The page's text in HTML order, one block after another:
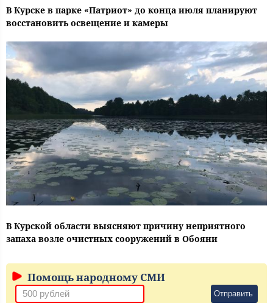
В Курске в парке «Патриот» до конца июля планируют
восстановить освещение и камеры
В Курской области выясняют причину неприятного
запаха возле очистных сооружений в Обояни
Помощь народному СМИ
Отправить